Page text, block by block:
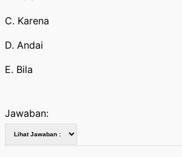
C. Karena
D. Andai
E. Bila
Jawaban: